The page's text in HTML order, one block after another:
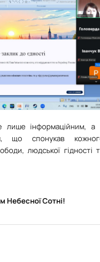
лише інформаційним, а
що спонукав
людської гідності
Небесної Сотні!